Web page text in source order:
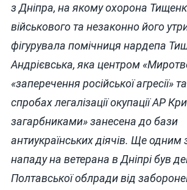
з Дніпра, на якому охорона
військового та незаконно його
фігурувала помічниця нардепа
Андрієвська, яка центром
«заперечення російської агресії»
спробах легалізації окупації АР
загарбниками» занесена до бази
антиукраїнських діячів. Ще одним
нападу на ветерана в Дніпрі був
Полтавської облради від